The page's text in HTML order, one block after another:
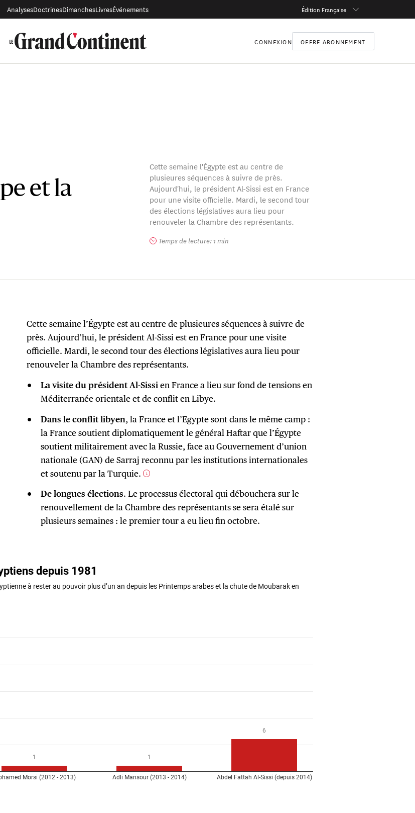
AnalysesDoctrinesDimanchesLivresÉvénements Édition Française
CONNEXION OFFRE ABONNEMENT
et la
Cette semaine l'Égypte est au centre de
plusieures séquences à suivre de près.
Aujourd'hui, le président Al-Sissi est en France
pour une visite officielle. Mardi, le second tour
des élections législatives aura lieu pour
renouveler la Chambre des représentants.
Temps de lecture: 1 min
Cette semaine l’Égypte est au centre de plusieures séquences à suivre de
près. Aujourd’hui, le président Al-Sissi est en France pour une visite
officielle. Mardi, le second tour des élections législatives aura lieu pour
renouveler la Chambre des représentants.
La visite du président Al-Sissi en France a lieu sur fond de tensions en
Méditerranée orientale et de conflit en Libye.
Dans le conflit libyen, la France et l’Egypte sont dans le même camp :
la France soutient diplomatiquement le général Haftar que l’Égypte
soutient militairement avec la Russie, face au Gouvernement d’union
nationale (GAN) de Sarraj reconnu par les institutions internationales
et soutenu par la Turquie.
1
De longues élections. Le processus électoral qui débouchera sur le
renouvellement de la Chambre des représentants se sera étalé sur
plusieurs semaines : le premier tour a eu lieu fin octobre.